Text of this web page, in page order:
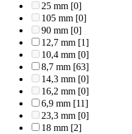
25 mm [0]
105 mm [0]
90 mm [0]
12,7 mm [1]
10,4 mm [0]
8,7 mm [63]
14,3 mm [0]
16,2 mm [0]
6,9 mm [11]
23,3 mm [0]
18 mm [2]